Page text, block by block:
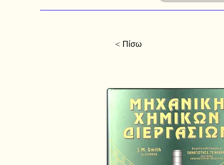
< Πίσω